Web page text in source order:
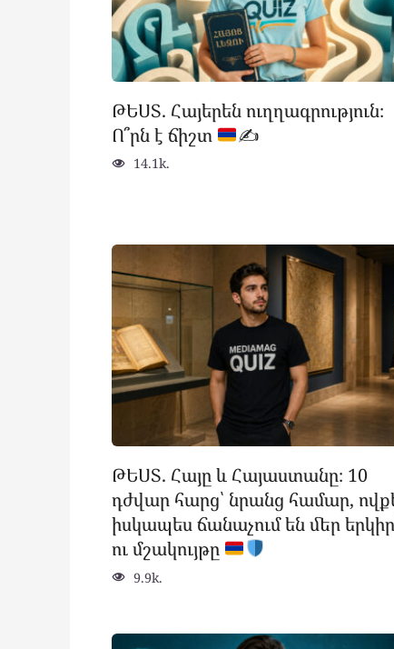
ԹԵՍՏ. Հայերեն ուղղագրություն։
Ո՞րն է ճիշտ
✍
14.1k.
ԹԵՍՏ. Հայը և Հայաստանը։ 10
դժվար հարց՝ նրանց համար,
իսկապես ճանաչում են մեր
ու մշակույթը
9.9k.